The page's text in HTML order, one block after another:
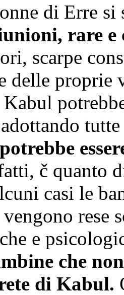
di Erre
rare e
scarpe
delle proprie
Kabul
č quanto
casi le
rese
e
che
di Kabul.